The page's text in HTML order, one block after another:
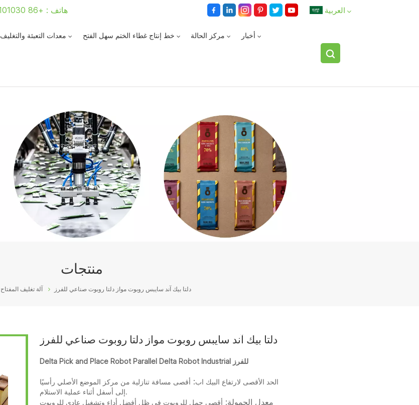
هاتف : +86 13926101030 العربية
معدات التعبئة والتغليف خط إنتاج غطاء الختم سهل الفتح مركز الحالة أخبار
منتجات
آلة تغليف المفتاح دلتا بيك آند سايبس روبوت مواز دلتا روبوت صناعي للفرز
دلتا بيك آند سايبس روبوت مواز دلتا روبوت صناعي للفرز
Delta Pick and Place Robot Parallel Delta Robot Industrial للفرز
الحد الأقصى لارتفاع البيك اب:
إلى أسفل أثناء عملية الاستلام.
معدل الحمولة: أقصى حمل للروبوت في ظل أفضل أداء وتشغيل عادي للروبوت